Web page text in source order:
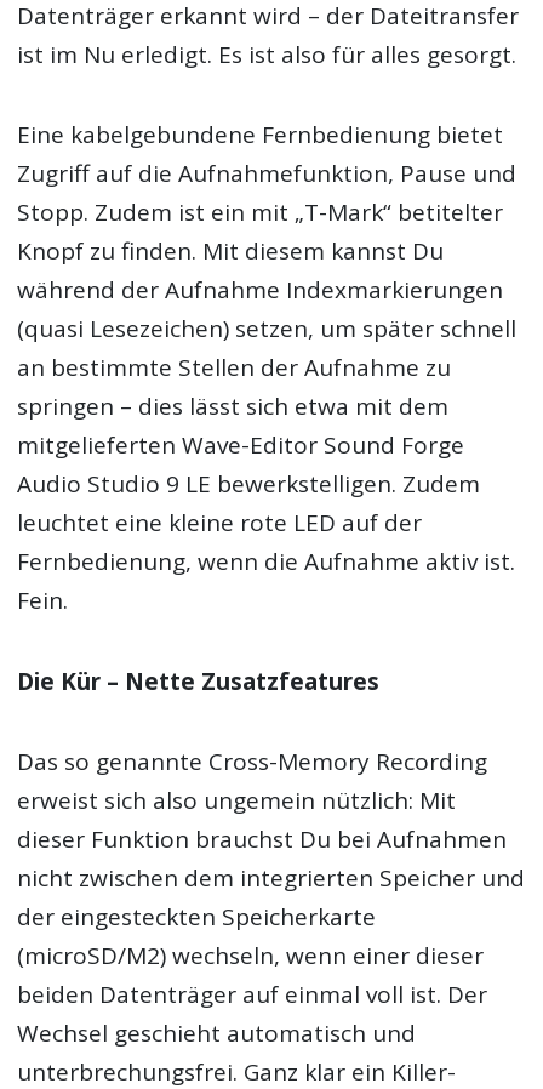
Datenträger erkannt wird – der Dateitransfer
ist im Nu erledigt. Es ist also für alles gesorgt.
Eine kabelgebundene Fernbedienung bietet
Zugriff auf die Aufnahmefunktion, Pause und
Stopp. Zudem ist ein mit „T-Mark“ betitelter
Knopf zu finden. Mit diesem kannst Du
während der Aufnahme Indexmarkierungen
(quasi Lesezeichen) setzen, um später schnell
an bestimmte Stellen der Aufnahme zu
springen – dies lässt sich etwa mit dem
mitgelieferten Wave-Editor Sound Forge
Audio Studio 9 LE bewerkstelligen. Zudem
leuchtet eine kleine rote LED auf der
Fernbedienung, wenn die Aufnahme aktiv ist.
Fein.
Die Kür – Nette Zusatzfeatures
Das so genannte Cross-Memory Recording
erweist sich also ungemein nützlich: Mit
dieser Funktion brauchst Du bei Aufnahmen
nicht zwischen dem integrierten Speicher und
der eingesteckten Speicherkarte
(microSD/M2) wechseln, wenn einer dieser
beiden Datenträger auf einmal voll ist. Der
Wechsel geschieht automatisch und
unterbrechungsfrei. Ganz klar ein Killer-